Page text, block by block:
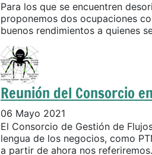
Para los que se encuentren
proponemos dos ocupaciones
buenos rendimientos a quienes
Reunión del Consorcio
06 Mayo 2021
El Consorcio de Gestión de
lengua de los negocios, como
a partir de ahora nos